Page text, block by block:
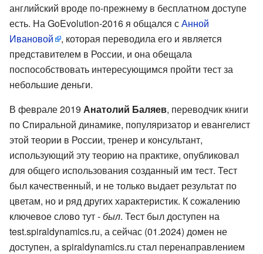
английский вроде по-прежнему в бесплатном доступе
есть. На GoEvolution-2016 я общался сАнной
Ивановой
, которая переводила его и является
представителем в России, и она обещала
поспособствовать интересующимся пройти тест за
небольшие деньги.
В феврале 2019 Анатолий Баляев, переводчик книги
по Спиральной динамике, популяризатор и евангелист
этой теории в России, тренер и консультант,
использующий эту теорию на практике, опубликовал
для общего использования созданный им тест. Тест
был качественный, и не только выдает результат по
цветам, но и ряд других характеристик. К сожалению
ключевое слово тут -был. Тест был доступен на
test.spiraldynamics.ru, а сейчас (01.2024) домен не
доступен, а spiraldynamics.ru стал перенаправлением